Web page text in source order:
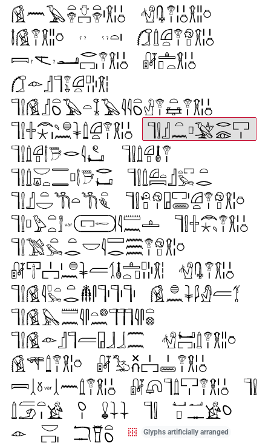
Glyphs artificially arranged